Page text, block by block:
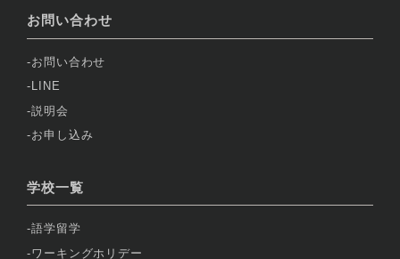
お問い合わせ
お問い合わせ
LINE
説明会
お申し込み
学校一覧
語学留学
ワーキングホリデー